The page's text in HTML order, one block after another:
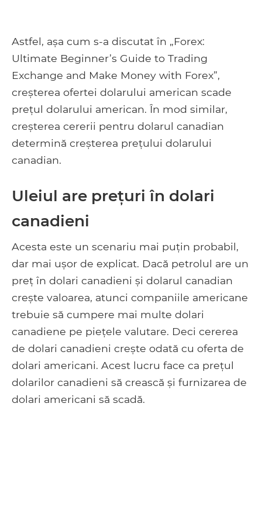
Astfel, așa cum s-a discutat în „Forex:
Ultimate Beginner’s Guide to Trading
Exchange and Make Money with Forex”,
creșterea ofertei dolarului american scade
prețul dolarului american. În mod similar,
creșterea cererii pentru dolarul canadian
determină creșterea prețului dolarului
canadian.
Uleiul are prețuri în dolari
canadieni
Acesta este un scenariu mai puțin probabil,
dar mai ușor de explicat. Dacă petrolul are un
preț în dolari canadieni și dolarul canadian
crește valoarea, atunci companiile americane
trebuie să cumpere mai multe dolari
canadiene pe piețele valutare. Deci cererea
de dolari canadieni crește odată cu oferta de
dolari americani. Acest lucru face ca prețul
dolarilor canadieni să crească și furnizarea de
dolari americani să scadă.